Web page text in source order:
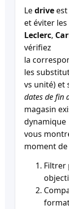
Ledrive
et éviter les
Leclerc,
vérifiez
la
les
vs unité) et
dates de fin
magasin
dynamique
vous
moment
Filtrer